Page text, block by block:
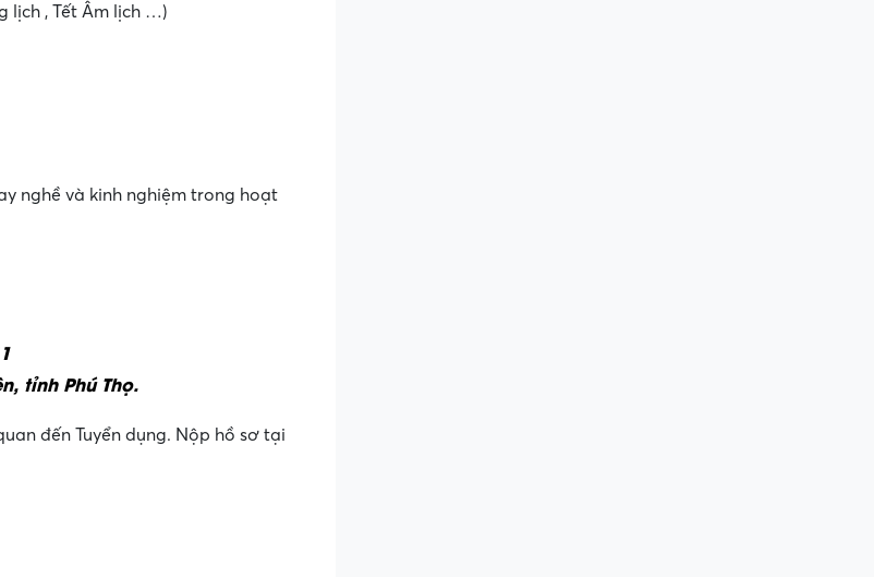
lịch , Tết Âm lịch …)
nghề và kinh nghiệm trong hoạt
tỉnh Phú Thọ.
đến Tuyển dụng. Nộp hồ sơ tại